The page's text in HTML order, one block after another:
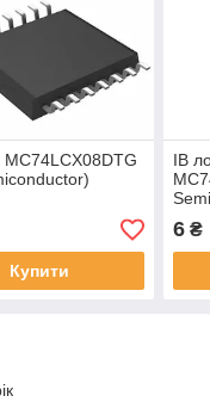
MC74LCX08DTG
Купити
ІВ
6 ₴